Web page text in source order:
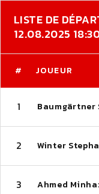
LISTE DE
12.08.2025
# JOUEUR
1 Baumgärtner
2 Winter
3 Ahmed